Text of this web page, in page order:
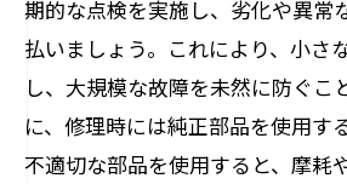
期的な点検を実施し、劣化や異常
払いましょう。これにより、小さ
し、大規模な故障を未然に防ぐこ
に、修理時には純正部品を使用す
不適切な部品を使用すると、摩耗